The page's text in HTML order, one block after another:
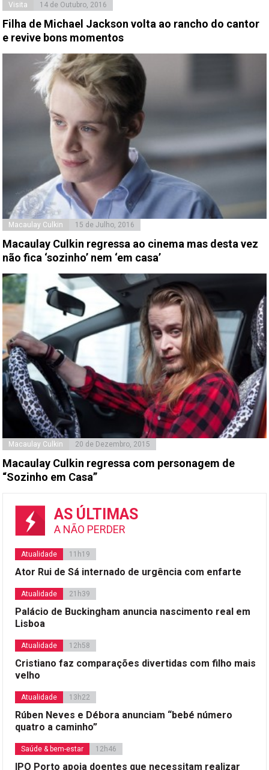
Visita 14 de Outubro, 2016
Filha de Michael Jackson volta ao rancho do cantor
e revive bons momentos
Macaulay Culkin 15 de Julho, 2016
Macaulay Culkin regressa ao cinema mas desta vez
não fica ‘sozinho’ nem ‘em casa’
Macaulay Culkin 20 de Dezembro, 2015
Macaulay Culkin regressa com personagem de
“Sozinho em Casa”
AS ÚLTIMAS
A NÃO PERDER
Atualidade 11h19
Ator Rui de Sá internado de urgência com enfarte
Atualidade 21h39
Palácio de Buckingham anuncia nascimento real em
Lisboa
Atualidade 12h58
Cristiano faz comparações divertidas com filho mais
velho
Atualidade 13h22
Rúben Neves e Débora anunciam “bebé número
quatro a caminho”
Saúde & bem-estar 12h46
IPO Porto apoia doentes que necessitam realizar